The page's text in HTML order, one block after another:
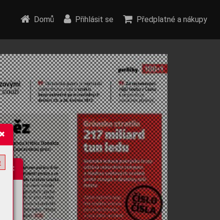
Domů Přihlásit se Předplatné a nákupy